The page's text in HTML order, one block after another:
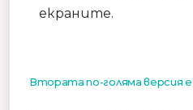
екраните.
Втората по-голяма версия е